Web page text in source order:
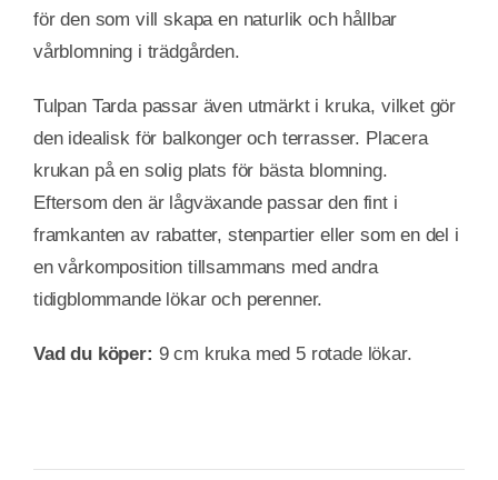
för den som vill skapa en naturlik och hållbar
vårblomning i trädgården.
Tulpan Tarda passar även utmärkt i kruka, vilket gör
den idealisk för balkonger och terrasser. Placera
krukan på en solig plats för bästa blomning.
Eftersom den är lågväxande passar den fint i
framkanten av rabatter, stenpartier eller som en del i
en vårkomposition tillsammans med andra
tidigblommande lökar och perenner.
Vad du köper: 9 cm kruka med 5 rotade lökar.